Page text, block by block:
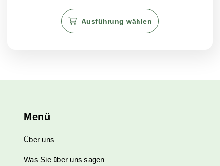
von 5
€361.25
Ausführung wählen
Produkt
Die
Menü
Über uns
Was Sie über uns sagen